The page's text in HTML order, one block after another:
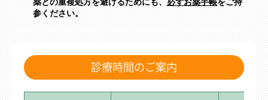
参ください。
診療時間のご案内